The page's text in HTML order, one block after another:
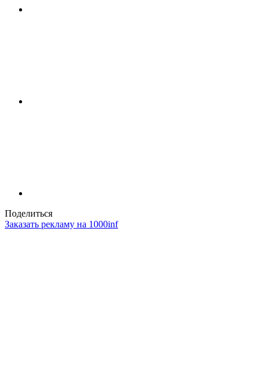
Поделиться
Заказать рекламу на 1000inf